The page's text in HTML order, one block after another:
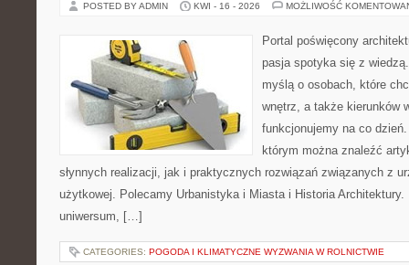
POSTED BY ADMIN KWI - 16 - 2026 MOŻLIWOŚĆ
Portal poświęcony
pasja spotyka się z
myślą o osobach, które
wnętrz, a także kierunków
funkcjonujemy na co
którym można znaleźć
słynnych realizacji, jak i praktycznych rozwiązań związanych z
użytkowej. Polecamy Urbanistyka i Miasta i Historia
uniwersum, […]
CATEGORIES: POGODA I KLIMATYCZNE WYZWANIA W ROLNICTWIE